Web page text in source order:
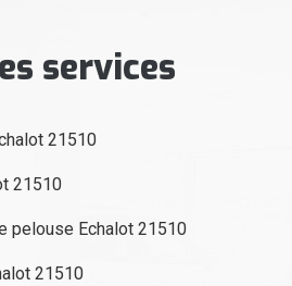
services
21510
21510
pelouse Echalot 21510
21510